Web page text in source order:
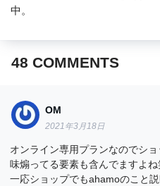
中。
48 COMMENTS
OM
2021年3月18日
オンライン専用プランなのでシ
味煽ってる要素も含んでますよね
一応ショップでもahamoのこと